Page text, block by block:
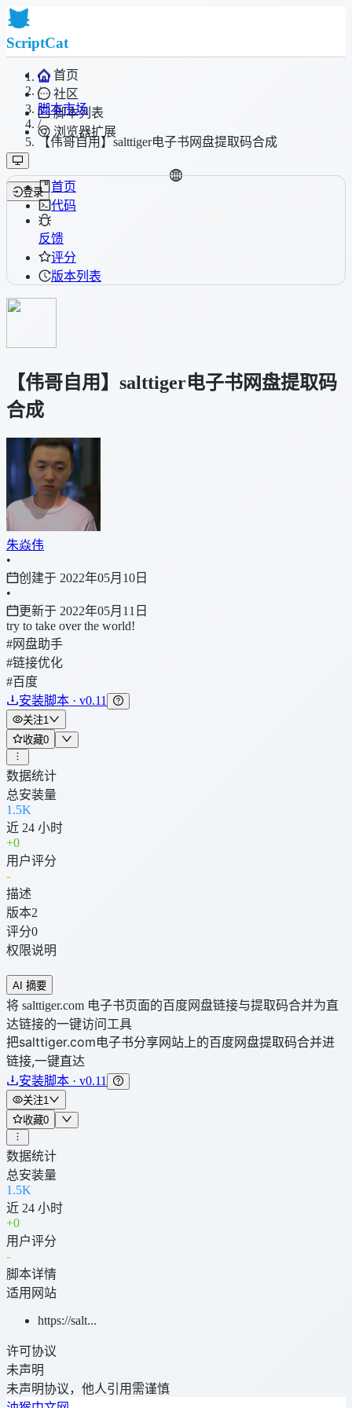
ScriptCat
首页
社区
脚本列表
浏览器扩展
登录
/
脚本市场
/
【伟哥自用】salttiger电子书网盘提取码合成
首页
代码
反馈
评分
版本列表
【伟哥自用】salttiger电子书网盘提取码
合成
朱焱伟
•
创建于 2022年05月10日
•
更新于 2022年05月11日
try to take over the world!
#网盘助手
#链接优化
#百度
安装脚本 · v0.11
关注1
收藏0
数据统计
总安装量
1.5K
近 24 小时
+0
用户评分
-
描述
版本2
评分0
权限说明
AI 摘要
将 salttiger.com 电子书页面的百度网盘链接与提取码合并为直
达链接的一键访问工具
把salttiger.com电子书分享网站上的百度网盘提取码合并进
链接,一键直达
安装脚本 · v0.11
关注1
收藏0
数据统计
总安装量
1.5K
近 24 小时
+0
用户评分
-
脚本详情
适用网站
https://salt...
许可协议
未声明
未声明协议，他人引用需谨慎